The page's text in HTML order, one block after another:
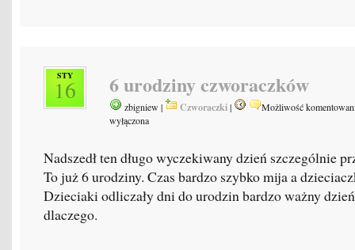
STY
16 6 urodziny czworaczków
zbigniew | Czworaczki|
Możliwość
wyłączona
Nadszedł ten długo wyczekiwany dzień szczególnie
To już 6 urodziny. Czas bardzo szybko mija a
Dzieciaki odliczały dni do urodzin bardzo ważny
dlaczego.